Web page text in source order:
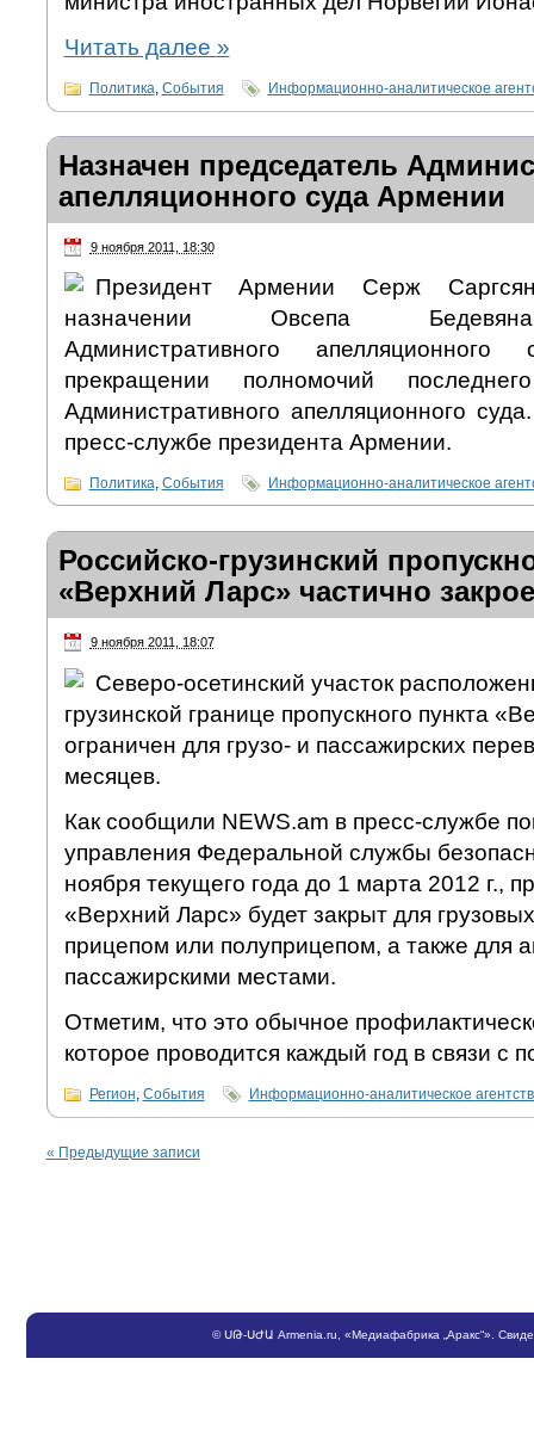
Читать далее »
Политика События Информационно-аналитическое
Назначен председатель
апелляционного суда Армении
9 ноября 2011, 18:30
Президент Армении Серж
назначении Овсепа
Административного
прекращении полномочий
Административного апелляционного
пресс-службе президента Армении.
Политика, События Информационно-аналитическое
Российско-грузинский
«Верхний Ларс» частично
9 ноября 2011, 18:07
Северо-осетинский участок
грузинской границе пропускного пункта
ограничен для грузо- и пассажирских
месяцев.
Как сообщили NEWS.am в пресс-службе
управления Федеральной службы
ноября текущего года до 1 марта 2012 г.,
«Верхний Ларс» будет закрыт для
прицепом или полуприцепом, а также для
пассажирскими местами.
Отметим, что это обычное
которое проводится каждый год в связи с
Регион, События Информационно-аналитическое
« Предыдущие записи
©ՍԹ-ՍԺԱ Armenia.ru , «Медиафабрика „Аракс“».